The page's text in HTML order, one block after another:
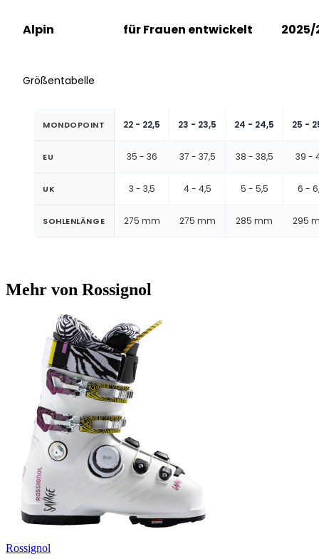
Alpin für Frauen entwickelt 2025/
Größentabelle
MONDOPOINT 22 - 22,5 23 - 23,5 24 - 24,5 25 -
EU 35 - 36 37 - 37,5 38 - 38,5 39 -
UK 3 - 3,5 4 - 4,5 5 - 5,5 6 -
SOHLENLÄNGE 275 mm 275 mm 285 mm 295
Mehr von Rossignol
Rossignol